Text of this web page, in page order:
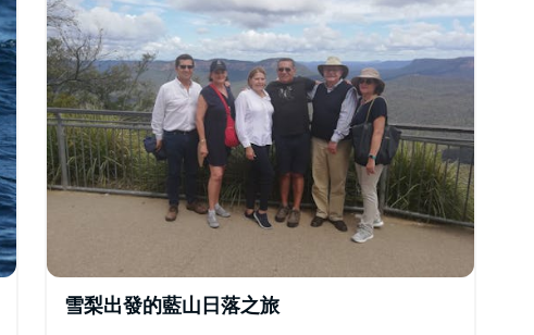
雪梨出發的藍山日落之旅